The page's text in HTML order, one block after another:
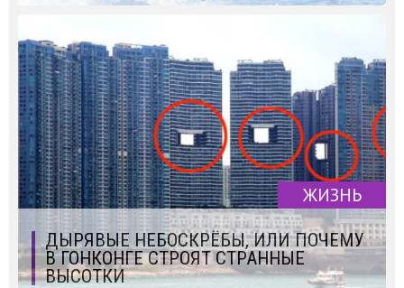
ЖИЗНЬ
ДЫРЯВЫЕ НЕБОСКРЁБЫ, ИЛИ ПОЧЕМУ
В ГОНКОНГЕ СТРОЯТ СТРАННЫЕ
ВЫСОТКИ